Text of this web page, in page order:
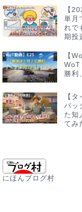
【
単月
れで
期投
【
勝利
【
パッ
た知
てみ
にほんブログ村